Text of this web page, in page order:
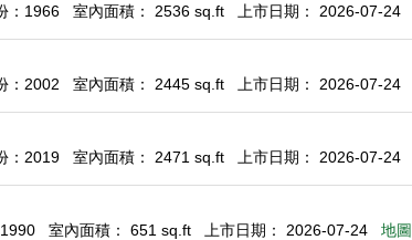
：1966 室內面積： 2536 sq.ft 上市日期： 2026-07-24
：2002 室內面積： 2445 sq.ft 上市日期： 2026-07-24
：2019 室內面積： 2471 sq.ft 上市日期： 2026-07-24
室內面積： 651 sq.ft 上市日期： 2026-07-24 地圖